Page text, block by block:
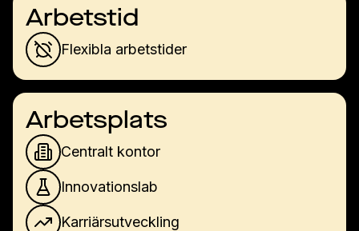
Arbetstid
Flexibla arbetstider
Arbetsplats
Centralt kontor
Innovationslab
Karriärsutveckling